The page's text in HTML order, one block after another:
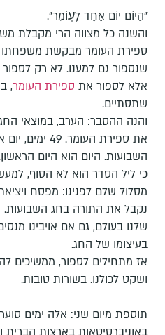
"הַיּוֹם יוֹם אֶחָד לָעֽוֹמֶר".
והשנה כל מצווה הרי מקבלת
ספירת העומר מבקשת משפחתו
שנספור גם למענו. לא רק
אלא לספור את ספירת העומר,
שתסתיים.
והנה ההסבר: הערב, במוצאי
את ספירת
השבועות. היום הוא היום
כי ליל הסדר הוא לא הסוף,
מסלול שלם לפנינו: מפסח
נקבל את התורה בחג השבועות.
שלנו בעולם, גם אם אויבינו
בעיצומו של החג.
אז מתחילים לספור,
ושקט לכולנו. בשורות טובות.
תוספת מיום שני: אלה ימים